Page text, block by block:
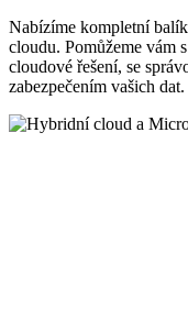
Nabízíme kompletní
cloudu. Pomůžeme vám
cloudové řešení, se
zabezpečením vašich dat.